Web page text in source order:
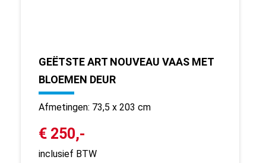
GEËTSTE ART NOUVEAU VAAS MET
BLOEMEN DEUR
Afmetingen: 73,5 x 203 cm
€ 250,-
inclusief BTW